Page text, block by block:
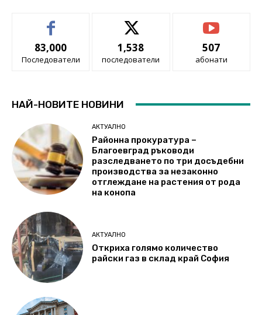
83,000
Последователи
1,538
последователи
507
абонати
НАЙ-НОВИТЕ НОВИНИ
АКТУАЛНО
Районна прокуратура –
Благоевград ръководи
разследването по три досъдебни
производства за незаконно
отглеждане на растения от рода
на конопа
АКТУАЛНО
Откриха голямо количество
райски газ в склад край София